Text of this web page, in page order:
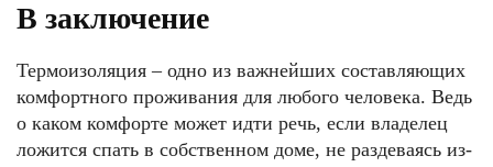
В заключение
Термоизоляция – одно из важнейших составляющих
комфортного проживания для любого человека. Ведь
о каком комфорте может идти речь, если владелец
ложится спать в собственном доме, не раздеваясь из-